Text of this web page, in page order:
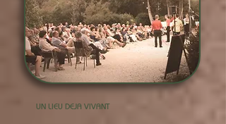
UN LIEU DEJA VIVANT